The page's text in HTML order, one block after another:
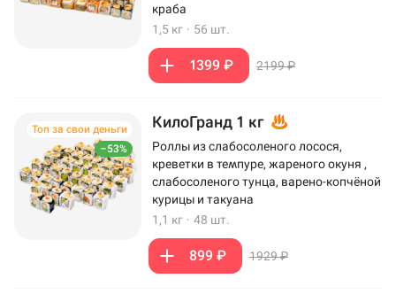
краба
1,5 кг · 56 шт.
1399 ₽ 2199 ₽
–53%
Топ за свои деньги КилоГранд 1 кг
Роллы из слабосоленого лосося,
креветки в темпуре, жареного окуня ,
слабосоленого тунца, варено-копчёной
курицы и такуана
1,1 кг · 48 шт.
899 ₽ 1929 ₽